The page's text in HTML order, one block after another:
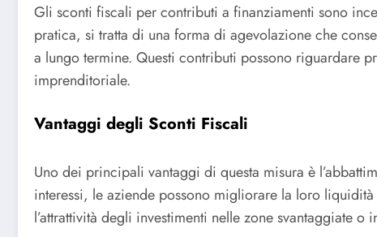
Gli sconti fiscali per contributi a finanziamenti sono
pratica, si tratta di una forma di agevolazione che
a lungo termine. Questi contributi possono riguardare
imprenditoriale.
Vantaggi degli Sconti Fiscali
Uno dei principali vantaggi di questa misura è
interessi, le aziende possono migliorare la loro
l’attrattività degli investimenti nelle zone svantaggiate